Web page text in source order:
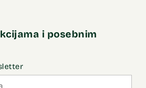
i posebnim